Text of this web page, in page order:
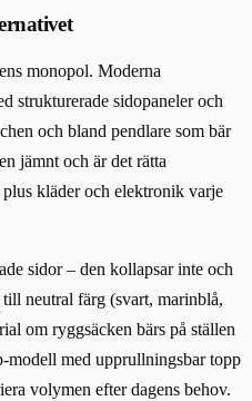
monopol. Moderna
strukturerade sidopaneler och
och bland pendlare som bär
jämnt och är det rätta
kläder och elektronik varje
sidor – den kollapsar inte och
neutral färg (svart, marinblå,
om ryggsäcken bärs på ställen
med upprullningsbar topp
volymen efter dagens behov.